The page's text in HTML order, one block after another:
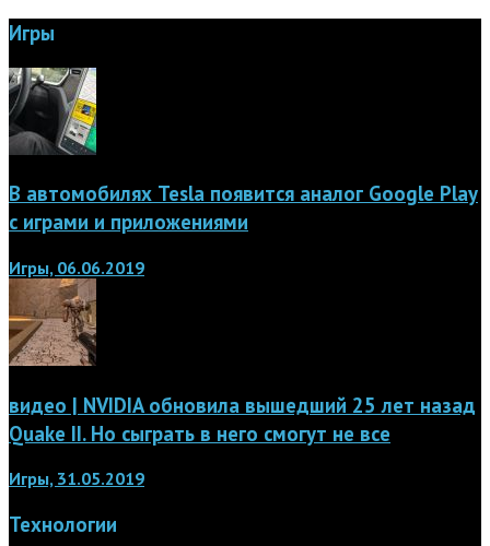
Игры
В автомобилях Tesla появится аналог Google Play
с играми и приложениями
Игры, 06.06.2019
видео | NVIDIA обновила вышедший 25 лет назад
Quake II. Но сыграть в него смогут не все
Игры, 31.05.2019
Технологии